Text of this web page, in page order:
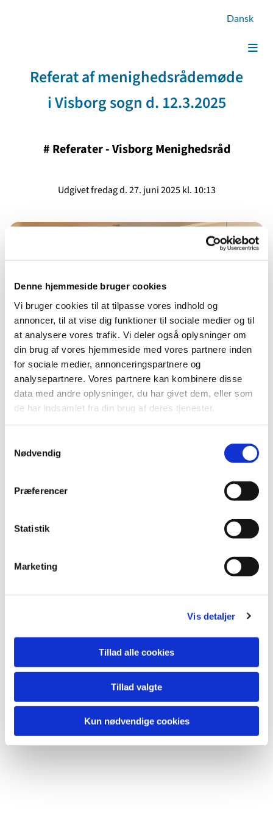
Denne hjemmeside bruger cookies
Vi bruger cookies til at tilpasse vores indhold og
annoncer, til at vise dig funktioner til sociale medier og til
at analysere vores trafik. Vi deler også oplysninger om
din brug af vores hjemmeside med vores partnere inden
for sociale medier, annonceringspartnere og
analysepartnere. Vores partnere kan kombinere disse
data med andre oplysninger, du har givet dem, eller som
de har indsamlet fra din brug af deres tjenester.
Nødvendig
Præferencer
Statistik
Marketing
Vis detaljer
Tillad alle cookies
Tillad valgte
Kun nødvendige cookies
Dansk
Referat af menighedsrådemøde
i Visborg sogn d. 12.3.2025
# Referater - Visborg Menighedsråd
Udgivet fredag d. 27. juni 2025 kl. 10:13
Referat af menighedsrådemøde i Visborg sogn d.
12.3.2025
sogn d. 12.3.2025. Åbn referatet ved at klikke på
linket